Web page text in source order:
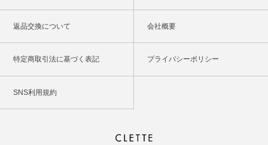
返品交換について 会社概要
特定商取引法に基づく表記 プライバシーポリシー
SNS利用規約